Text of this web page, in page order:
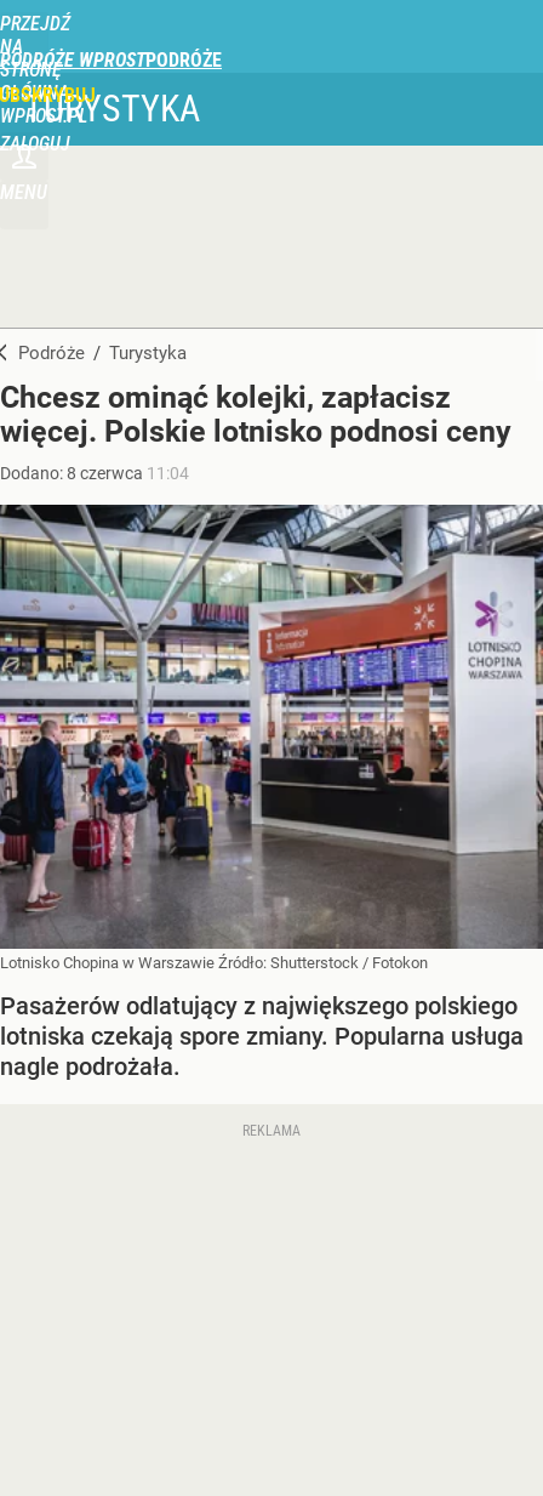
PRZEJDŹ
NA
STRONĘ
GŁÓWNĄ
WPROST.PL
PODRÓŻE WPROST
ZALOGUJ
MENU
TURYSTYKA
Podróże / Turystyka
Chcesz ominąć kolejki, zapłacisz
więcej. Polskie lotnisko podnosi ceny
Dodano:8 czerwca 11:04
Lotnisko Chopina w Warszawie Źródło: Shutterstock / Fotokon
Pasażerów odlatujący z największego polskiego
lotniska czekają spore zmiany. Popularna usługa
nagle podrożała.